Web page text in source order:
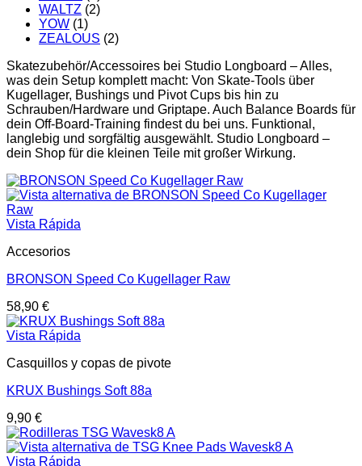
WALTZ (2)
YOW (1)
ZEALOUS (2)
Skatezubehör/Accessoires bei Studio Longboard – Alles,
was dein Setup komplett macht: Von Skate-Tools über
Kugellager, Bushings und Pivot Cups bis hin zu
Schrauben/Hardware und Griptape. Auch Balance Boards für
dein Off-Board-Training findest du bei uns. Funktional,
langlebig und sorgfältig ausgewählt. Studio Longboard –
dein Shop für die kleinen Teile mit großer Wirkung.
Vista Rápida
Accesorios
BRONSON Speed Co Kugellager Raw
58,90 €
Vista Rápida
Casquillos y copas de pivote
KRUX Bushings Soft 88a
9,90 €
Vista Rápida